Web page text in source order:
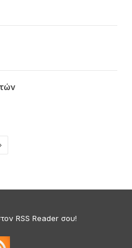
RSS Reader σου!